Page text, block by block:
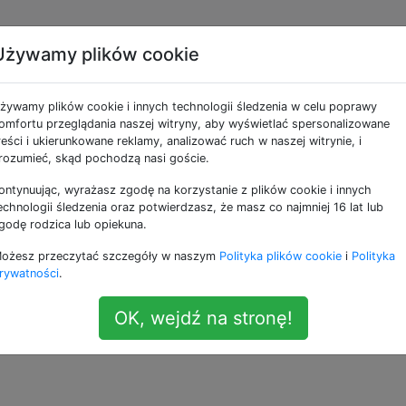
jako powerline
zaawansowanego, która wykorzystuje
z modelinami o jednolitych kolorach i trójkątach:
plików cookie
plików cookie i innych technologii śledzenia w celu poprawy
przeglądania naszej witryny, aby wyświetlać spersonalizowane
i ukierunkowane reklamy, analizować ruch w naszej witrynie, i
skąd pochodzą nasi goście.
wyrażasz zgodę na korzystanie z plików cookie i innych
śledzenia oraz potwierdzasz, że masz co najmniej 16 lat lub
rodzica lub opiekuna.
przeczytać szczegóły w naszym Polityka plików cookie i Polityka
.
OK, wejdź na stronę!